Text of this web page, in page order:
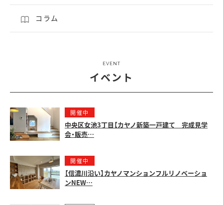
コラム
EVENT
イベント
開催中
中央区女池3丁目【カヤノ新築一戸建て 完成見学
会・販売…
開催中
【信濃川沿い】カヤノマンションフルリノベーショ
ンNEW…